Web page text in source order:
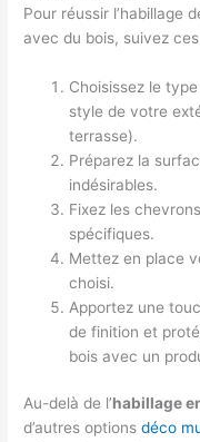
Pour réussir l’habillage
avec du bois, suivez
Choisissez le
style de votre
terrasse).
Préparez la
indésirables.
Fixez les
spécifiques.
Mettez en place
choisi.
Apportez une
de finition et
bois avec un
Au-delà de l’habillage
d’autres optionsdéco